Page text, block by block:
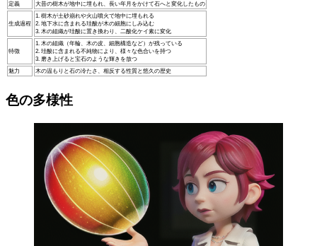
定義 大昔の樹木が地中に埋もれ、長い年月をかけて石へと変化したもの
生成過程
1. 樹木が土砂崩れや火山噴火で地中に埋もれる
2. 地下水に含まれる珪酸が木の細胞にしみ込む
3. 木の組織が珪酸に置き換わり、二酸化ケイ素に変化
特徴
1. 木の組織（年輪、木の皮、細胞構造など）が残っている
2. 珪酸に含まれる不純物により、様々な色合いを持つ
3. 磨き上げると宝石のような輝きを放つ
魅力
木の温もりと石の冷たさ、相反する性質と悠久の歴史
色の多様性